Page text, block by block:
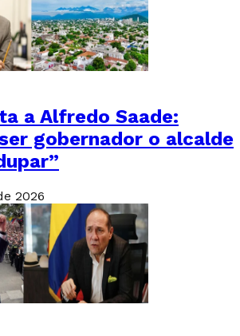
a Alfredo Saade:
gobernador o alcalde
2026